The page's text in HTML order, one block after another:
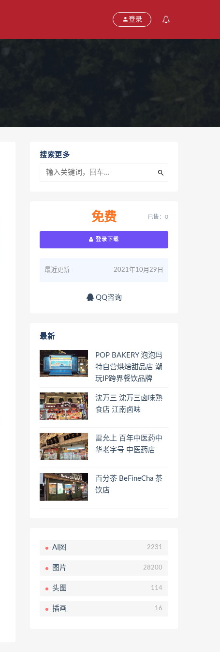
登录
搜索更多
免费 已售：0
登录下载
最近更新 2021年10月29日
QQ咨询
最新
POP BAKERY 泡泡玛
特自营烘焙甜品店 潮
玩IP跨界餐饮品牌
沈万三 沈万三卤味熟
食店 江南卤味
雷允上 百年中医药中
华老字号 中医药店
百分茶 BeFineCha 茶
饮店
AI图 2231
图片 28200
头图 114
插画 16